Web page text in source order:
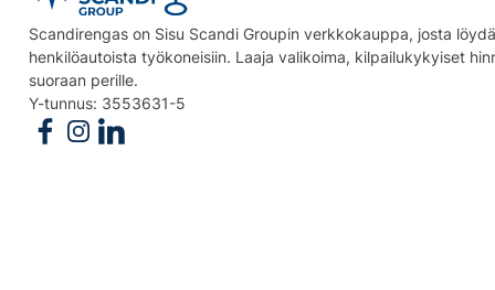
Scandirengas on Sisu Scandi Groupin verkkokauppa, josta
henkilöautoista työkoneisiin. Laaja valikoima, kilpailukykyiset
suoraan perille.
Y-tunnus: 3553631-5
Follow us on Facebook
Follow us on Instagram
Follow us on Linkedin